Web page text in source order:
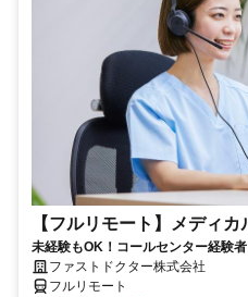
【フルリモート】メディ
未経験もOK！コールセンター経験者
ファストドクター株式会社
フルリモート